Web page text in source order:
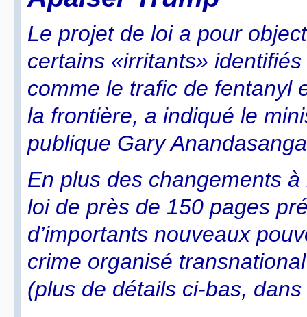
Le projet de loi a pour
certains «irritants»
comme le trafic de fentanyl
la frontière, a indiqué le
publique Gary
En plus des changements
loi de près de 150 pages
d’importants nouveaux
crime organisé
(plus de détails ci-bas,